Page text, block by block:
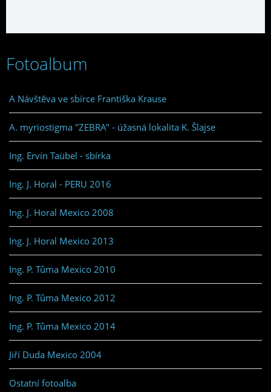
Fotoalbum
A Návštěva ve sbírce Františka Krause
A. myriostigma "ZEBRA" - úžasná lokalita K. Šlajse
Ing. Ervín Taübel - sbírka
Ing. J. Horal - PERU 2016
Ing. J. Horal Mexico 2008
Ing. J. Horal Mexico 2013
Ing. P. Tůma Mexico 2010
Ing. P. Tůma Mexico 2012
Ing. P. Tůma Mexico 2014
Jiří Duda Mexico 2004
Ostatní fotoalba